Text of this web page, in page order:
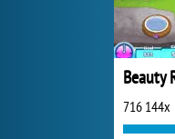
Beauty
716 144x